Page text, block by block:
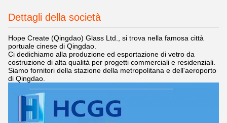
Dettagli della società
Hope Create (Qingdao) Glass Ltd., si trova nella famosa città
portuale cinese di Qingdao.
Ci dedichiamo alla produzione ed esportazione di vetro da
costruzione di alta qualità per progetti commerciali e residenziali.
Siamo fornitori della stazione della metropolitana e dell'aeroporto
di Qingdao.